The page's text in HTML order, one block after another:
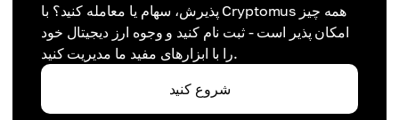
پذیرش، سهام یا معامله کنید؟ با Cryptomus همه چیز
امکان پذیر است - ثبت نام کنید و وجوه ارز دیجیتال خود
را با ابزارهای مفید ما مدیریت کنید.
شروع کنید